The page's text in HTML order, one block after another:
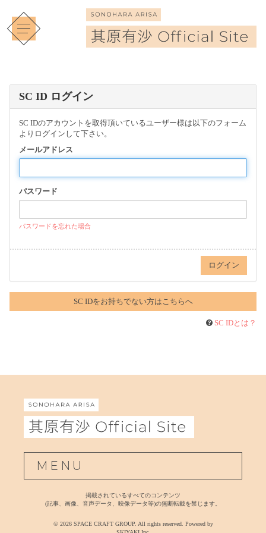
SC ID ログイン
SC IDのアカウントを取得頂いているユーザー様は以下のフォーム
よりログインして下さい。
メールアドレス
パスワード
パスワードを忘れた場合
SC IDをお持ちでない方はこちらへ
SC IDとは？
MENU
掲載されているすべてのコンテンツ
(記事、画像、音声データ、映像データ等)の無断転載を禁じます。
© 2026 SPACE CRAFT GROUP. All rights reserved. Powered by